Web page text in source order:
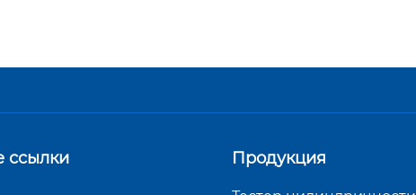
ссылки Продукция